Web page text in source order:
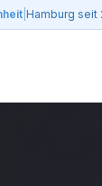
Hamburg seit